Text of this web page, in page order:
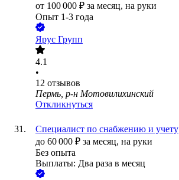
от 100 000 ₽ за месяц, на руки
Опыт 1-3 года
Ярус Групп
4.1
•
12 отзывов
Пермь, р-н Мотовилихинский
Откликнуться
Специалист по снабжению и учету
до 60 000 ₽ за месяц, на руки
Без опыта
Выплаты: Два раза в месяц